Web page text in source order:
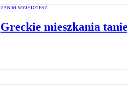
ZANIM WYJEDZIESZ
Greckie mieszkania